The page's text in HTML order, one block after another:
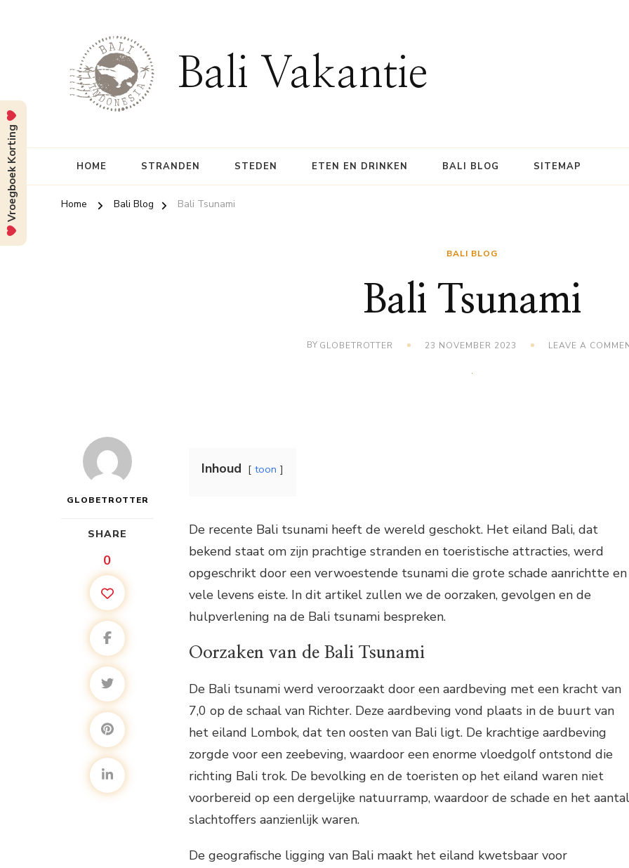
Bali Vakantie
HOME STRANDEN STEDEN ETEN EN DRINKEN BALI BLOG SITEMAP
Home Bali Blog Bali Tsunami
BALI BLOG
Bali Tsunami
BY GLOBETROTTER 23 NOVEMBER 2023 LEAVE A
GLOBETROTTER
SHARE
0
Inhoud toon
De recente Bali tsunami heeft de wereld geschokt. Het eiland Bali, dat
bekend staat om zijn prachtige stranden en toeristische attracties, werd
opgeschrikt door een verwoestende tsunami die grote schade aanrichtte en
vele levens eiste. In dit artikel zullen we de oorzaken, gevolgen en de
hulpverlening na de Bali tsunami bespreken.
Oorzaken van de Bali Tsunami
De Bali tsunami werd veroorzaakt door een aardbeving met een kracht van
7,0 op de schaal van Richter. Deze aardbeving vond plaats in de buurt van
het eiland Lombok, dat ten oosten van Bali ligt. De krachtige aardbeving
zorgde voor een zeebeving, waardoor een enorme vloedgolf ontstond die
richting Bali trok. De bevolking en de toeristen op het eiland waren niet
voorbereid op een dergelijke natuurramp, waardoor de schade en het aantal
slachtoffers aanzienlijk waren.
De geografische ligging van Bali maakt het eiland kwetsbaar voor
Vroegboek Korting